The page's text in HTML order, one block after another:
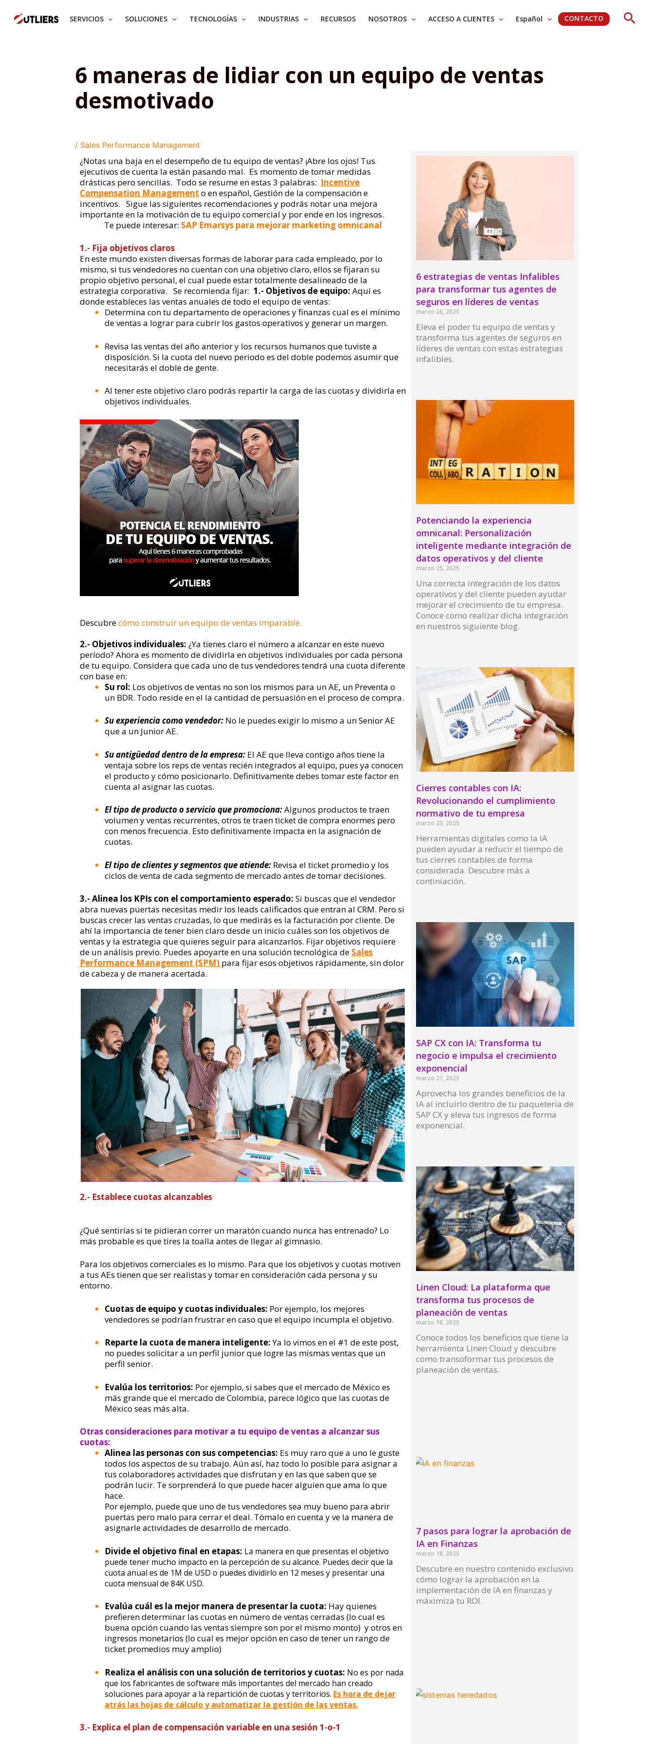
SERVICIOS SOLUCIONES TECNOLOGÍAS INDUSTRIAS RECURSOS NOSOTROS ACCESO A CLIENTES Español CONTACTO
6 maneras de lidiar con un equipo de ventas
desmotivado
/ Sales Performance Management
¿Notas una baja en el desempeño de tu equipo de ventas? ¡Abre los ojos! Tus
ejecutivos de cuenta la están pasando mal. Es momento de tomar medidas
drásticas pero sencillas. Todo se resume en estas 3 palabras: Incentive
Compensation Management o en español, Gestión de la compensación e
incentivos. Sigue las siguientes recomendaciones y podrás notar una mejora
importante en la motivación de tu equipo comercial y por ende en los ingresos.
Te puede interesar: SAP Emarsys para mejorar marketing omnicanal
1.- Fija objetivos claros
En este mundo existen diversas formas de laborar para cada empleado, por lo
mismo, si tus vendedores no cuentan con una objetivo claro, ellos se fijaran su
propio objetivo personal, el cual puede estar totalmente desalineado de la
estrategia corporativa. Se recomienda fijar: 1.- Objetivos de equipo: Aquí es
donde estableces las ventas anuales de todo el equipo de ventas:
Determina con tu departamento de operaciones y finanzas cual es el mínimo
de ventas a lograr para cubrir los gastos operativos y generar un margen.
Revisa las ventas del año anterior y los recursos humanos que tuviste a
disposición. Si la cuota del nuevo periodo es del doble podemos asumir que
necesitarás el doble de gente.
Al tener este objetivo claro podrás repartir la carga de las cuotas y dividirla en
objetivos individuales.
Descubrecómo construir un equipo de ventas imparable.
2.- Objetivos individuales: ¿Ya tienes claro el número a alcanzar en este nuevo
período? Ahora es momento de dividirla en objetivos individuales por cada persona
de tu equipo. Considera que cada uno de tus vendedores tendrá una cuota diferente
con base en:
Su rol: Los objetivos de ventas no son los mismos para un AE, un Preventa o
un BDR. Todo reside en el la cantidad de persuasión en el proceso de compra.
Su experiencia como vendedor: No le puedes exigir lo mismo a un Senior AE
que a un Junior AE.
Su antigüedad dentro de la empresa: El AE que lleva contigo años tiene la
ventaja sobre los reps de ventas recién integrados al equipo, pues ya conocen
el producto y cómo posicionarlo. Definitivamente debes tomar este factor en
cuenta al asignar las cuotas.
El tipo de producto o servicio que promociona:Algunos productos te traen
volumen y ventas recurrentes, otros te traen ticket de compra enormes pero
con menos frecuencia. Esto definitivamente impacta en la asignación de
cuotas.
El tipo de clientes y segmentos que atiende: Revisa el ticket promedio y los
ciclos de venta de cada segmento de mercado antes de tomar decisiones.
3.- Alinea los KPIs con el comportamiento esperado: Si buscas que el vendedor
abra nuevas puertas necesitas medir los leads calificados que entran al CRM. Pero si
buscas crecer las ventas cruzadas, lo que medirás es la facturación por cliente. De
ahí la importancia de tener bien claro desde un inicio cuáles son los objetivos de
ventas y la estrategia que quieres seguir para alcanzarlos. Fijar objetivos requiere
de un análisis previo. Puedes apoyarte en una solución tecnológica de Sales
Performance Management (SPM) para fijar esos objetivos rápidamente, sin dolor
de cabeza y de manera acertada.
2.- Establece cuotas alcanzables
¿Qué sentirías si te pidieran correr un maratón cuando nunca has entrenado? Lo
más probable es que tires la toalla antes de llegar al gimnasio.
Para los objetivos comerciales es lo mismo. Para que los objetivos y cuotas motiven
a tus AEs tienen que ser realistas y tomar en consideración cada persona y su
entorno.
Cuotas de equipo y cuotas individuales: Por ejemplo, los mejores
vendedores se podrían frustrar en caso que el equipo incumpla el objetivo.
Reparte la cuota de manera inteligente:Ya lo vimos en el #1 de este post,
no puedes solicitar a un perfil junior que logre las mismas ventas que un
perfil senior.
Evalúa los territorios: Por ejemplo, si sabes que el mercado de México es
más grande que el mercado de Colombia, parece lógico que las cuotas de
México seas más alta.
Otras consideraciones para motivar a tu equipo de ventas a alcanzar sus
cuotas:
Alinea las personas con sus competencias: Es muy raro que a uno le guste
todos los aspectos de su trabajo. Aún así, haz todo lo posible para asignar a
tus colaboradores actividades que disfrutan y en las que saben que se
podrán lucir. Te sorprenderá lo que puede hacer alguien que ama lo que
hace.
Por ejemplo, puede que uno de tus vendedores sea muy bueno para abrir
puertas pero malo para cerrar el deal. Tómalo en cuenta y ve la manera de
asignarle actividades de desarrollo de mercado.
Divide el objetivo final en etapas: La manera en que presentas el objetivo
puede tener mucho impacto en la percepción de su alcance. Puedes decir que la
cuota anual es de 1M de USD o puedes dividirlo en 12 meses y presentar una
cuota mensual de 84K USD.
Evalúa cuál es la mejor manera de presentar la cuota: Hay quienes
prefieren determinar las cuotas en número de ventas cerradas (lo cual es
buena opción cuando las ventas siempre son por el mismo monto) y otros en
ingresos monetarios (lo cual es mejor opción en caso de tener un rango de
ticket promedios muy amplio)
Realiza el análisis con una solución de territorios y cuotas: No es por nada
que los fabricantes de software más importantes del mercado han creado
soluciones para apoyar a la repartición de cuotas y territorios. Es hora de dejar
atrás las hojas de cálculo y automatizar la gestión de las ventas.
3.- Explica el plan de compensación variable en una sesión 1-o-1
6 estrategias de ventas Infalibles
para transformar tus agentes de
seguros en líderes de ventas
marzo 26, 2025
Eleva el poder tu equipo de ventas y
transforma tus agentes de seguros en
líderes de ventas con estas estrategias
infalibles.
Potenciando la experiencia
omnicanal: Personalización
inteligente mediante integración de
datos operativos y del cliente
marzo 25, 2025
Una correcta integración de los datos
operativos y del cliente pueden ayudar
mejorar el crecimiento de tu empresa.
Conoce como realizar dicha integración
en nuestros siguiente blog.
Cierres contables con IA:
Revolucionando el cumplimiento
normativo de tu empresa
marzo 23, 2025
Herramientas digitales como la IA
pueden ayudar a reducir el tiempo de
tus cierres contables de forma
considerada. Descubre más a
continiación.
SAP CX con IA: Transforma tu
negocio e impulsa el crecimiento
exponencial
marzo 21, 2025
Aprovecha los grandes beneficios de la
IA al incluirlo dentro de tu paqueteria de
SAP CX y eleva tus ingresos de forma
exponencial.
Linen Cloud: La plataforma que
transforma tus procesos de
planeación de ventas
marzo 18, 2025
Conoce todos los beneficios que tiene la
herramienta Linen Cloud y descubre
como transoformar tus procesos de
planeación de ventas.
7 pasos para lograr la aprobación de
IA en Finanzas
marzo 18, 2025
Descubre en nuestro contenido exclusivo
cómo lograr la aprobación en la
implementación de IA en finanzas y
máximiza tu ROI.